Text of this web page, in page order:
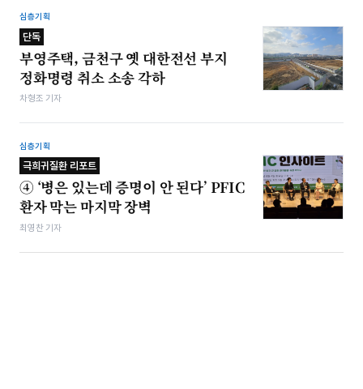
심층기획
단독
부영주택, 금천구 옛 대한전선 부지
정화명령 취소 소송 각하
차형조 기자
심층기획
극희귀질환 리포트
④ ‘병은 있는데 증명이 안 된다’ PFIC
환자 막는 마지막 장벽
최영찬 기자